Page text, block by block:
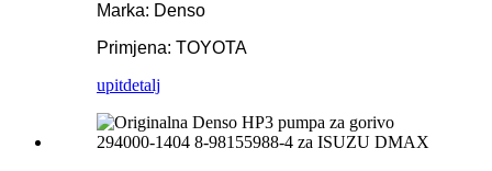
Marka: Denso
Primjena: TOYOTA
upitdetalj